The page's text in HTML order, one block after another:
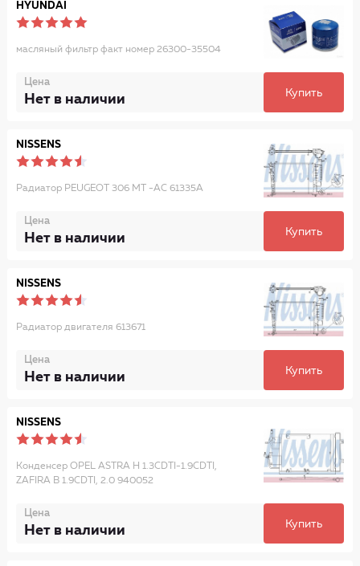
HYUNDAI
масляный фильтр факт номер 26300-35504
Цена
Нет в наличии Купить
NISSENS
Радиатор PEUGEOT 306 MT -AC 61335A
Цена
Нет в наличии Купить
NISSENS
Радиатор двигателя 613671
Цена
Нет в наличии Купить
NISSENS
Конденсер OPEL ASTRA H 1.3CDTI-1.9CDTI,
ZAFIRA B 1.9CDTI, 2.0 940052
Цена
Нет в наличии Купить